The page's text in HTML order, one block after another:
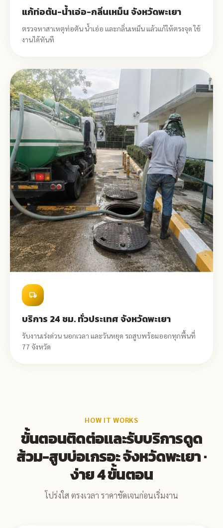
แก้ท่อตัน-น้ำเอ่อ-กลิ่นเหม็น จังหวัดพะเยา
ตรวจหาสาเหตุท่อตัน น้ำเอ่อ และกลิ่นเหม็น แล้วแก้ให้ตรงจุด ใช้
งานได้ทันที
local_shipping
บริการ 24 ชม. ทั่วประเทศ จังหวัดพะเยา
รับงานเร่งด่วน นอกเวลา และวันหยุด รถสูบพร้อมออกทุกพื้นที่
77 จังหวัด
HOW IT WORKS
ขั้นตอนติดต่อและรับบริการดูด
ส้วม-สูบบ่อเกรอะ จังหวัดพะเยา ·
ง่าย 4 ขั้นตอน
โปร่งใส ตรงเวลา ราคาชัดเจนก่อนเริ่มงาน